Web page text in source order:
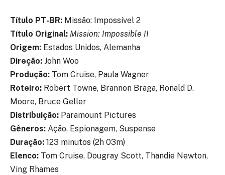
Título PT-BR: Missão: Impossível 2
Título Original: Mission: Impossible II
Origem: Estados Unidos, Alemanha
Direção: John Woo
Produção: Tom Cruise, Paula Wagner
Roteiro: Robert Towne, Brannon Braga, Ronald D.
Moore, Bruce Geller
Distribuição: Paramount Pictures
Gêneros: Ação, Espionagem, Suspense
Duração: 123 minutos (2h 03m)
Elenco: Tom Cruise, Dougray Scott, Thandie Newton,
Ving Rhames